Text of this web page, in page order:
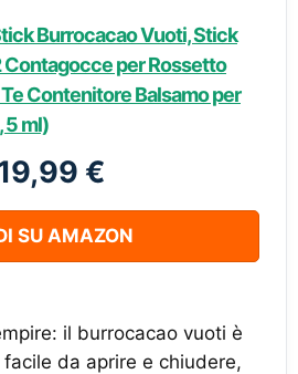
Burrocacao Vuoti, Stick
Contagocce per Rossetto
Contenitore Balsamo per
5 ml)
€
SU AMAZON
il burrocacao vuoti è
da aprire e chiudere,